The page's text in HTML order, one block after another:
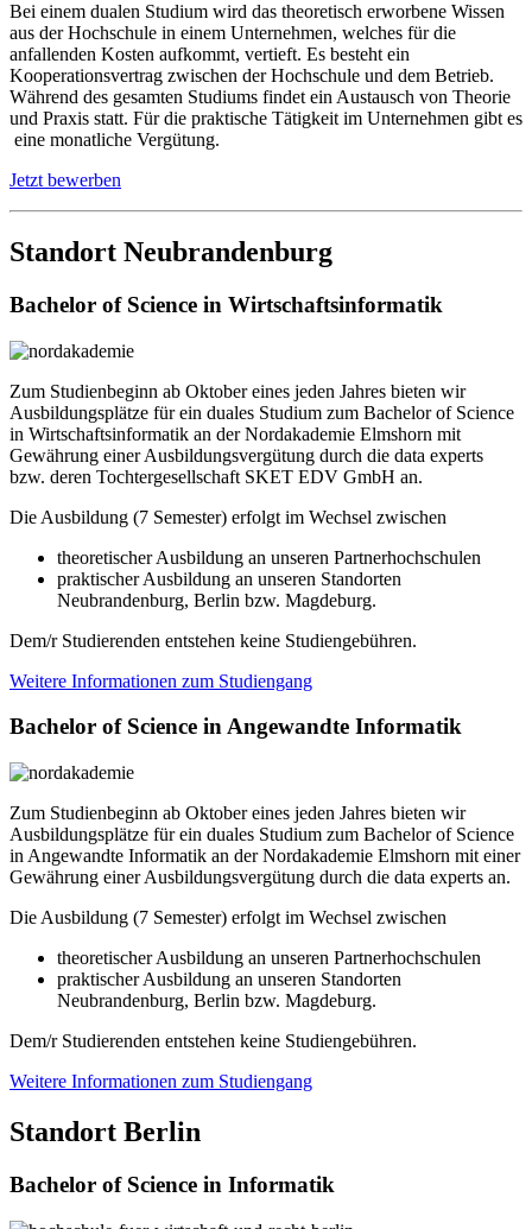
Bei einem dualen Studium wird das theoretisch erworbene Wissen
aus der Hochschule in einem Unternehmen, welches für die
anfallenden Kosten aufkommt, vertieft. Es besteht ein
Kooperationsvertrag zwischen der Hochschule und dem Betrieb.
Während des gesamten Studiums findet ein Austausch von Theorie
und Praxis statt. Für die praktische Tätigkeit im Unternehmen gibt es
eine monatliche Vergütung.
Jetzt bewerben
Standort Neubrandenburg
Bachelor of Science in Wirtschaftsinformatik
Zum Studienbeginn ab Oktober eines jeden Jahres bieten wir
Ausbildungsplätze für ein duales Studium zum Bachelor of Science
in Wirtschaftsinformatik an der Nordakademie Elmshorn mit
Gewährung einer Ausbildungsvergütung durch die data experts
bzw. deren Tochtergesellschaft SKET EDV GmbH an.
Die Ausbildung (7 Semester) erfolgt im Wechsel zwischen
theoretischer Ausbildung an unseren Partnerhochschulen
praktischer Ausbildung an unseren Standorten
Neubrandenburg, Berlin bzw. Magdeburg.
Dem/r Studierenden entstehen keine Studiengebühren.
Weitere Informationen zum Studiengang
Bachelor of Science in Angewandte Informatik
Zum Studienbeginn ab Oktober eines jeden Jahres bieten wir
Ausbildungsplätze für ein duales Studium zum Bachelor of Science
in Angewandte Informatik an der Nordakademie Elmshorn mit einer
Gewährung einer Ausbildungsvergütung durch die data experts an.
Die Ausbildung (7 Semester) erfolgt im Wechsel zwischen
theoretischer Ausbildung an unseren Partnerhochschulen
praktischer Ausbildung an unseren Standorten
Neubrandenburg, Berlin bzw. Magdeburg.
Dem/r Studierenden entstehen keine Studiengebühren.
Weitere Informationen zum Studiengang
Standort Berlin
Bachelor of Science in Informatik